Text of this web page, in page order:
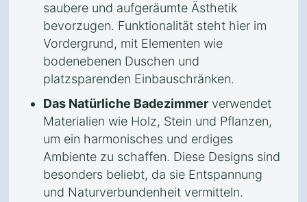
saubere und aufgeräumte Ästhetik
bevorzugen. Funktionalität steht hier im
Vordergrund, mit Elementen wie
bodenebenen Duschen und
platzsparenden Einbauschränken.
Das Natürliche Badezimmer verwendet
Materialien wie Holz, Stein und Pflanzen,
um ein harmonisches und erdiges
Ambiente zu schaffen. Diese Designs sind
besonders beliebt, da sie Entspannung
und Naturverbundenheit vermitteln.